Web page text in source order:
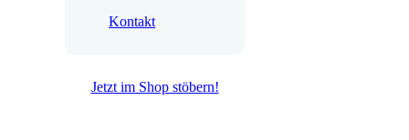
Kontakt
Jetzt im Shop stöbern!